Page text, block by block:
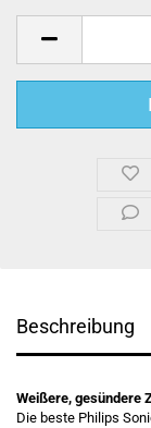
Beschreibung
Weißere, gesündere
Die beste Philips